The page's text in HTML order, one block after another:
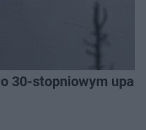
30-stopniowym